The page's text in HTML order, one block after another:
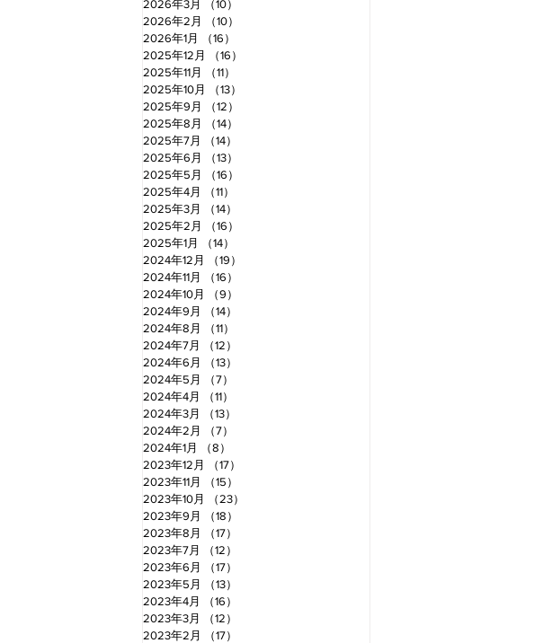
2026年3月
（10）
2026年2月
（10）
2026年1月
（16）
2025年12月
（16）
2025年11月
（11）
2025年10月
（13）
2025年9月
（12）
2025年8月
（14）
2025年7月
（14）
2025年6月
（13）
2025年5月
（16）
2025年4月
（11）
2025年3月
（14）
2025年2月
（16）
2025年1月
（14）
2024年12月
（19）
2024年11月
（16）
2024年10月
（9）
2024年9月
（14）
2024年8月
（11）
2024年7月
（12）
2024年6月
（13）
2024年5月
（7）
2024年4月
（11）
2024年3月
（13）
2024年2月
（7）
2024年1月
（8）
2023年12月
（17）
2023年11月
（15）
2023年10月
（23）
2023年9月
（18）
2023年8月
（17）
2023年7月
（12）
2023年6月
（17）
2023年5月
（13）
2023年4月
（16）
2023年3月
（12）
2023年2月
（17）